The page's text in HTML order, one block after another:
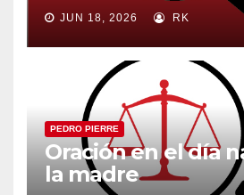
JUN 18, 2026 RK
PEDRO PIERRE
Oración en el día
la madre